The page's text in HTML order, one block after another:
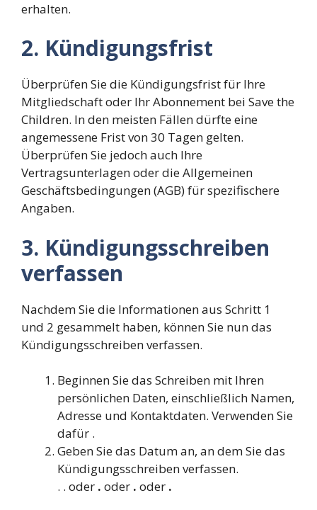
erhalten.
2. Kündigungsfrist
Überprüfen Sie die Kündigungsfrist für Ihre
Mitgliedschaft oder Ihr Abonnement bei Save the
Children. In den meisten Fällen dürfte eine
angemessene Frist von 30 Tagen gelten.
Überprüfen Sie jedoch auch Ihre
Vertragsunterlagen oder die Allgemeinen
Geschäftsbedingungen (AGB) für spezifischere
Angaben.
3. Kündigungsschreiben
verfassen
Nachdem Sie die Informationen aus Schritt 1
und 2 gesammelt haben, können Sie nun das
Kündigungsschreiben verfassen.
Beginnen Sie das Schreiben mit Ihren
persönlichen Daten, einschließlich Namen,
Adresse und Kontaktdaten. Verwenden Sie
dafür .
Geben Sie das Datum an, an dem Sie das
Kündigungsschreiben verfassen.
. . oder . oder . oder .